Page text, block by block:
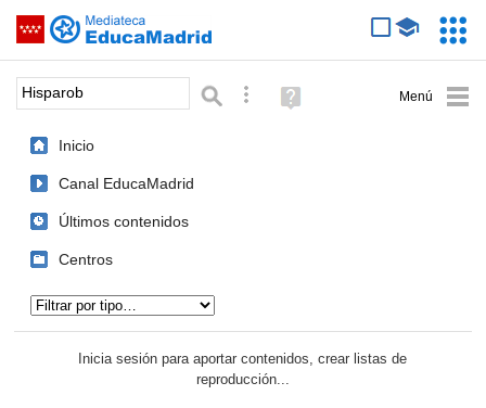
Saltar navegación
Palabra o frase: Búsqueda avanzada
Ayuda
(en
Inicio
Canal EducaMadrid
Últimos contenidos
Centros
Inicia sesión para aportar contenidos, crear listas de
reproducción...